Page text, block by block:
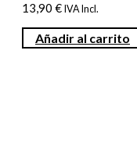
13,90 € IVA Incl.
Añadir al carrito